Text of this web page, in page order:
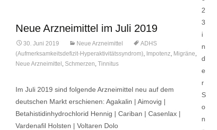
Neue Arzneimittel im Juli 2019
30. Juni 2019 Neue Arzneimittel
ADHS
(Aufmerksamkeitsdefizit-Hyperaktivitätssyndrom), Impotenz, Migräne,
Neue Arzneimittel , Schmerzen, Tinnitus
Im Juli 2019 sind folgende Arzneimittel neu auf dem
deutschen Markt erschienen: Agakalin | Aimovig |
Betahistidinhydrochlorid Hennig | Cariban | Casenlax |
Vardenafil Holsten | Voltaren Dolo